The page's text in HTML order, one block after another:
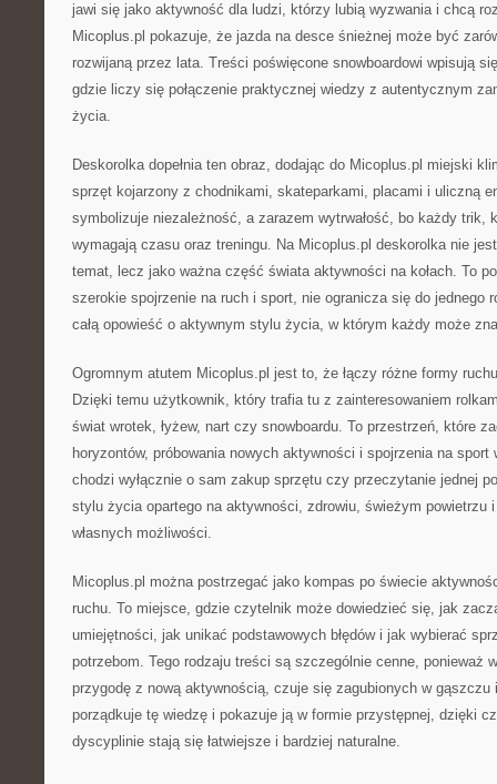
jawi się jako aktywność dla ludzi, którzy lubią wyzwania i chcą
Micoplus.pl pokazuje, że jazda na desce śnieżnej może być
rozwijaną przez lata. Treści poświęcone snowboardowi wpisują
gdzie liczy się połączenie praktycznej wiedzy z autentycznym
życia.
Deskorolka dopełnia ten obraz, dodając do Micoplus.pl miejski
sprzęt kojarzony z chodnikami, skateparkami, placami i uliczną
symbolizuje niezależność, a zarazem wytrwałość, bo każdy trik,
wymagają czasu oraz treningu. Na Micoplus.pl deskorolka nie
temat, lecz jako ważna część świata aktywności na kołach. To
szerokie spojrzenie na ruch i sport, nie ogranicza się do jednego
całą opowieść o aktywnym stylu życia, w którym każdy może
Ogromnym atutem Micoplus.pl jest to, że łączy różne formy
Dzięki temu użytkownik, który trafia tu z zainteresowaniem
świat wrotek, łyżew, nart czy snowboardu. To przestrzeń, które
horyzontów, próbowania nowych aktywności i spojrzenia na
chodzi wyłącznie o sam zakup sprzętu czy przeczytanie jednej
stylu życia opartego na aktywności, zdrowiu, świeżym powietrzu
własnych możliwości.
Micoplus.pl można postrzegać jako kompas po świecie
ruchu. To miejsce, gdzie czytelnik może dowiedzieć się, jak
umiejętności, jak unikać podstawowych błędów i jak wybierać
potrzebom. Tego rodzaju treści są szczególnie cenne, ponieważ
przygodę z nową aktywnością, czuje się zagubionych w gąszczu
porządkuje tę wiedzę i pokazuje ją w formie przystępnej, dzięki
dyscyplinie stają się łatwiejsze i bardziej naturalne.